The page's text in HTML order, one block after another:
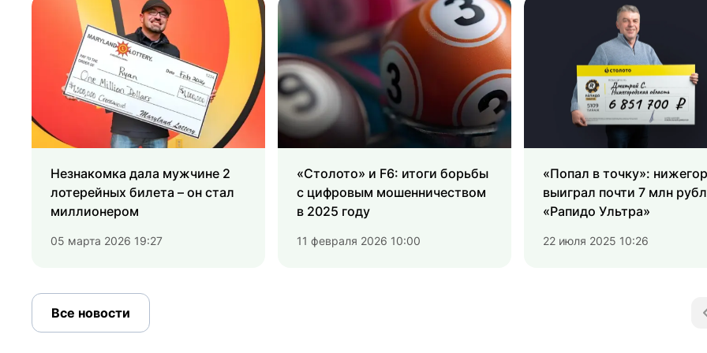
Незнакомка дала мужчине 2
лотерейных билета – он стал
миллионером
05 марта 2026 19:27
«Столото» и F6: итоги борьбы
с цифровым мошенничеством
в 2025 году
11 февраля 2026 10:00
«Попал в точку»:
выиграл почти 7 млн
«Рапидо Ультра»
22 июля 2025 10:26
Все новости